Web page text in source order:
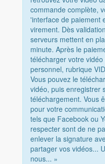
commande complète,
'interface de paiement
virement. Dès
serveurs mettent en
minute. Après le
télécharger votre
personnel, rubrique
Vous pouvez le
vidéo, puis enregistrer
téléchargement. Vous
pour votre
tels que Facebook ou
respecter sont de ne
enlever la signature
partager vos vidéos...
nous... »